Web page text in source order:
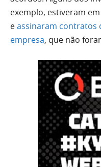
exemplo, estiveram
eassinaram contratos
empresa, que não